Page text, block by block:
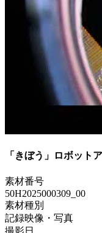
「きぼう」ロボット
素材番号
50H2025000309_00
素材種別
記録映像・写真